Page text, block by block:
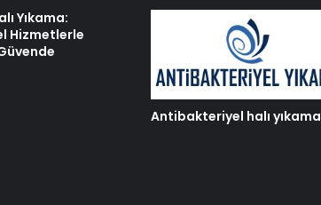
Eşya Depolama ile Güvenli ve
İklimlendirmeli Saklama Rehberi
Ortopodoloji İle Diyabetik Ayak
Yarası Tedavisi
Yıkama:
Hizmetlerle
Antibakteriyel halı yıkama